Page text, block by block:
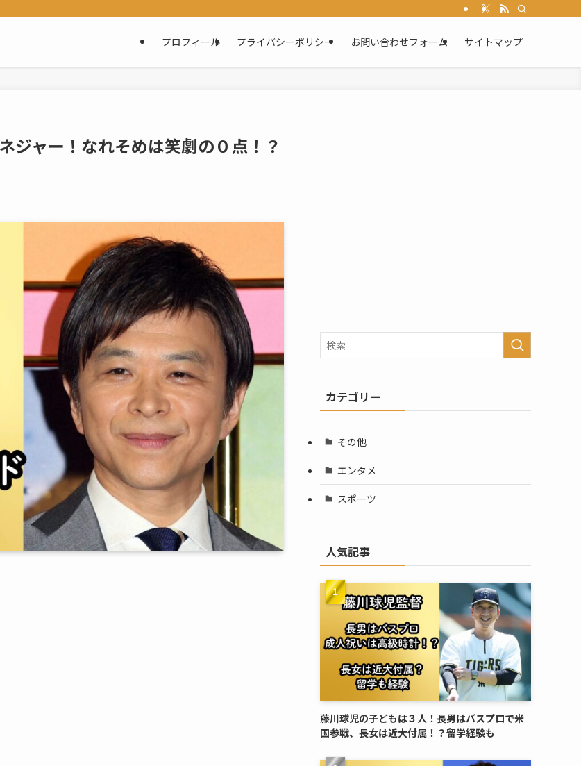
プロフィール プライバシーポリシー お問い合わせフォーム サイトマップ
ジャー！なれそめは笑劇の０点！？
カテゴリー
その他
エンタメ
スポーツ
人気記事
藤川球児の子どもは３人！長男はバスプロで米
国参戦、長女は近大付属！？留学経験も